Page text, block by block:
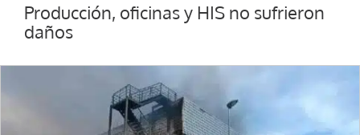
Producción, oficinas y HIS no sufrieron
daños